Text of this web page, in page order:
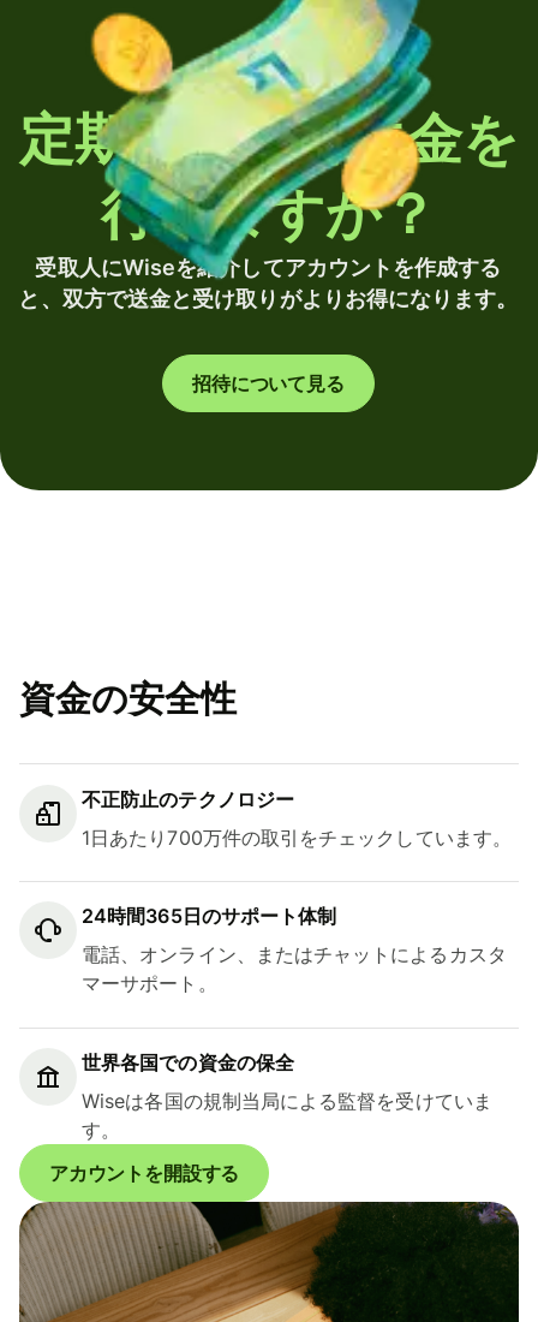
定期的に海外送金を
行いますか？
受取人にWiseを紹介してアカウントを作成する
と、双方で送金と受け取りがよりお得になります。
招待について見る
資金の安全性
不正防止のテクノロジー
1日あたり700万件の取引をチェックしています。
24時間365日のサポート体制
電話、オンライン、またはチャットによるカスタ
マーサポート。
世界各国での資金の保全
Wiseは各国の規制当局による監督を受けていま
す。
アカウントを開設する